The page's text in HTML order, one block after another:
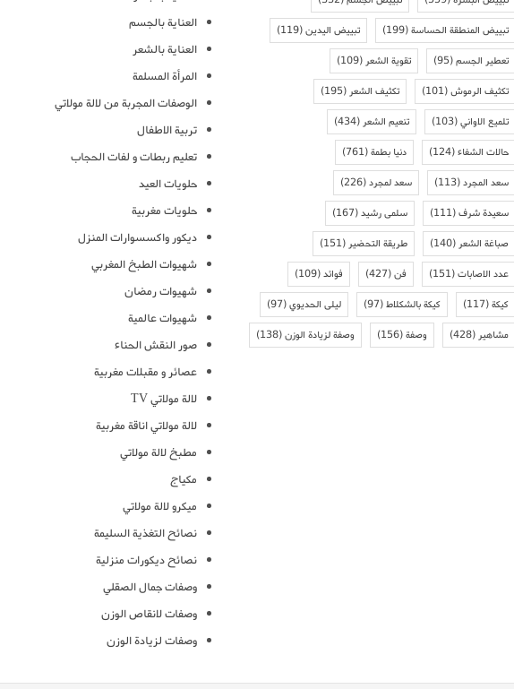
تبييض المنطقة الحساسة(199) تبييض اليدين(119)
تعطير الجسم(95) تقوية الشعر(109)
تكثيف الرموش(101) تكثيف الشعر(195)
تلميع الاواني(103) تنعيم الشعر(434)
حالات الشفاء(124) دنيا بطمة(761)
سعد المجرد(113) سعد لمجرد(226)
سعيدة شرف(111) سلمى رشيد(167)
صباغة الشعر(140) طريقة التحضير(151)
عدد الاصابات(151) فن(427) فوائد(109)
كيكة(117) كيكة بالشكلاط(97) ليلى الحديوي(97)
مشاهير(428) وصفة(156) وصفة لزيادة الوزن(138)
العناية بالجسم
العناية بالشعر
المرأة المسلمة
الوصفات المجربة من لالة مولاتي
تربية الاطفال
تعليم ربطات و لفات الحجاب
حلويات العيد
حلويات مغربية
ديكور واكسسوارات المنزل
شهيوات الطبخ المغربي
شهيوات رمضان
شهيوات عالمية
صور النقش الحناء
عصائر و مقبلات مغربية
لالة مولاتي TV
لالة مولاتي اناقة مغربية
مطبخ لالة مولاتي
مكياج
ميكرو لالة مولاتي
نصائح التغذية السليمة
نصائح ديكورات منزلية
وصفات جمال الصقلي
وصفات لانقاص الوزن
وصفات لزيادة الوزن